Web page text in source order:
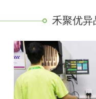
禾聚优异